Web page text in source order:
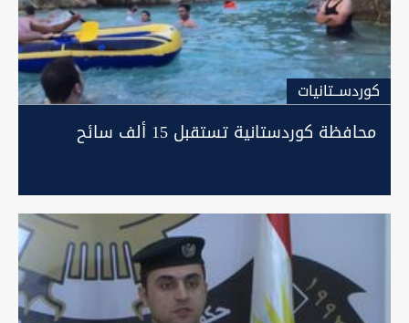
كوردســتانيات
محافظة كوردستانية تستقبل 15 ألف سائح